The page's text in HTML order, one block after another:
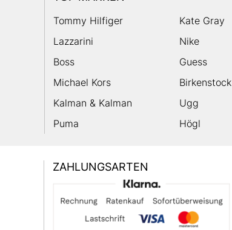
Tommy Hilfiger Kate Gray
Lazzarini
Nike
Boss
Guess
Michael Kors
Birkenstock
Kalman & Kalman
Ugg
Puma
Högl
ZAHLUNGSARTEN